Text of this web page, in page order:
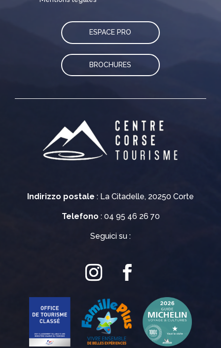
Indirizzo postale : La Citadelle, 20250 Corte
Telefono : 04 95 46 26 70
Seguici su :
ESPACE PRO
BROCHURES